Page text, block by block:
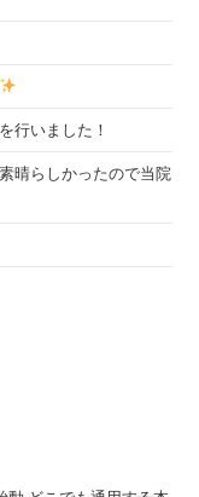
行いました！
晴らしかったので当院